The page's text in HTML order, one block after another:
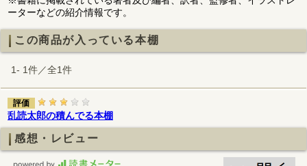
ーターなどの紹介情報です。
この商品が入っている本棚
1- 1件／全1件
評価
乱読太郎の積んでる本棚
感想・レビュー